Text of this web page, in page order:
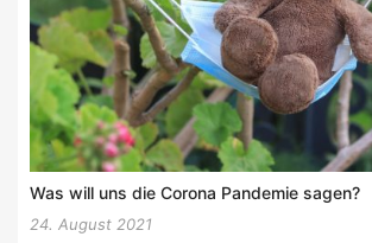
Was will uns die Corona Pandemie sagen?
24. August 2021